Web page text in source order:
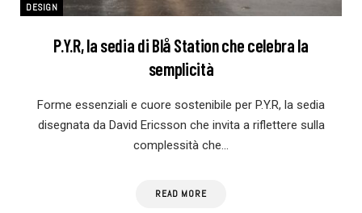
DESIGN
P.Y.R, la sedia di Blå Station che celebra la
semplicità
Forme essenziali e cuore sostenibile per P.Y.R, la sedia
disegnata da David Ericsson che invita a riflettere sulla
complessità che…
READ MORE